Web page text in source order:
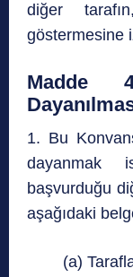
diğer
göstermesine
Madde
1. Bu
dayanmak
başvurduğu
aşağıdaki
(a)